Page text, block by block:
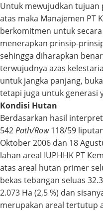
Untuk mewujudkan
atas maka Manajemen PT
berkomitmen untuk
menerapkan prinsip-
sehingga diharapkan
terwujudnya azas
untuk jangka panjang,
tetapi juga untuk generasi
Kondisi Hutan
Berdasarkan hasil
542Path/Row118/59
Oktober 2006 dan 18
lahan areal IUPHHK PT
atas areal hutan primer
bekas tebangan seluas
2.073 Ha (2,5 %) dan
merupakan areal tertutup